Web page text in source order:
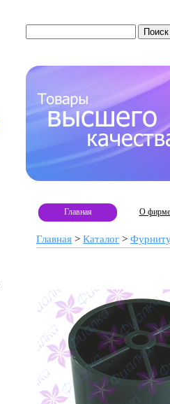
Главная О фирме
Главная > Каталог >